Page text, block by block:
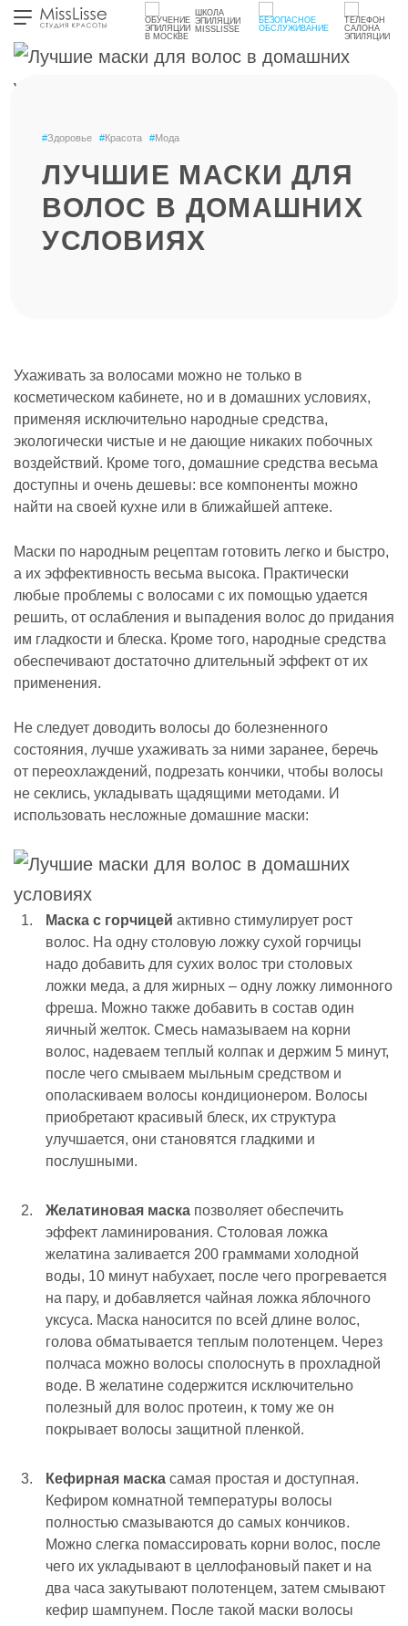
ШКОЛА
ЭПИЛЯЦИИ
MISSLISSE
#Здоровье #Красота #Мода
ЛУЧШИЕ МАСКИ ДЛЯ
ВОЛОС В ДОМАШНИХ
УСЛОВИЯХ
Ухаживать за волосами можно не только в
косметическом кабинете, но и в домашних условиях,
применяя исключительно народные средства,
экологически чистые и не дающие никаких побочных
воздействий. Кроме того, домашние средства весьма
доступны и очень дешевы: все компоненты можно
найти на своей кухне или в ближайшей аптеке.
Маски по народным рецептам готовить легко и быстро,
а их эффективность весьма высока. Практически
любые проблемы с волосами с их помощью удается
решить, от ослабления и выпадения волос до придания
им гладкости и блеска. Кроме того, народные средства
обеспечивают достаточно длительный эффект от их
применения.
Не следует доводить волосы до болезненного
состояния, лучше ухаживать за ними заранее, беречь
от переохлаждений, подрезать кончики, чтобы волосы
не секлись, укладывать щадящими методами. И
использовать несложные домашние маски:
Маска с горчицей активно стимулирует рост
волос. На одну столовую ложку сухой горчицы
надо добавить для сухих волос три столовых
ложки меда, а для жирных – одну ложку лимонного
фреша. Можно также добавить в состав один
яичный желток. Смесь намазываем на корни
волос, надеваем теплый колпак и держим 5 минут,
после чего смываем мыльным средством и
ополаскиваем волосы кондиционером. Волосы
приобретают красивый блеск, их структура
улучшается, они становятся гладкими и
послушными.
Желатиновая маска позволяет обеспечить
эффект ламинирования. Столовая ложка
желатина заливается 200 граммами холодной
воды, 10 минут набухает, после чего прогревается
на пару, и добавляется чайная ложка яблочного
уксуса. Маска наносится по всей длине волос,
голова обматывается теплым полотенцем. Через
полчаса можно волосы сполоснуть в прохладной
воде. В желатине содержится исключительно
полезный для волос протеин, к тому же он
покрывает волосы защитной пленкой.
Кефирная маска самая простая и доступная.
Кефиром комнатной температуры волосы
полностью смазываются до самых кончиков.
Можно слегка помассировать корни волос, после
чего их укладывают в целлофановый пакет и на
два часа закутывают полотенцем, затем смывают
кефир шампунем. После такой маски волосы